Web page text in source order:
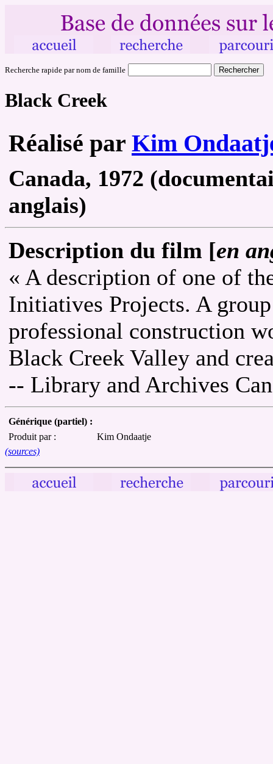
Recherche rapide par nom de famille
Black Creek
Réalisé par Kim
Canada, 1972
anglais)
Description du film [en
« A description of one of
Initiatives Projects. A
professional construction
Black Creek Valley and
-- Library and Archives
Générique (partiel) :
Produit par :
Kim Ondaatje
(sources)